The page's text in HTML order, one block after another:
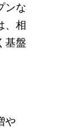
ンな
、相
基盤
や